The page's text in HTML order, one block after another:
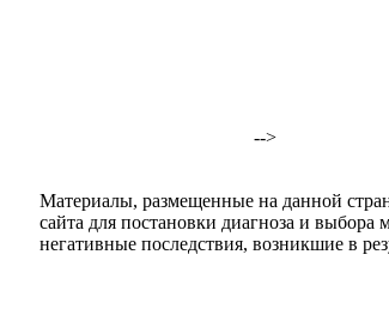
-->
Материалы, размещенные на данной
сайта для постановки диагноза и
негативные последствия, возникшие в